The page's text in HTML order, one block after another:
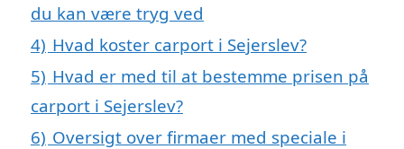
du kan være tryg ved
4) Hvad koster carport i Sejerslev?
5) Hvad er med til at bestemme prisen på
carport i Sejerslev?
6) Oversigt over firmaer med speciale i